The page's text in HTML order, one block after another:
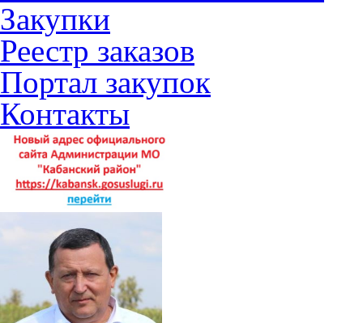
Закупки
Реестр заказов
Портал закупок
Контакты